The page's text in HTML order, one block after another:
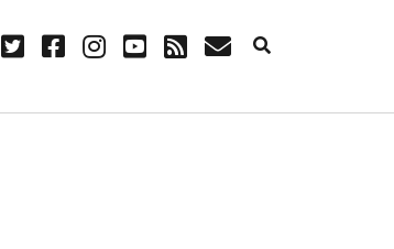
twitterfacebook
instagram
youtube
rss E-